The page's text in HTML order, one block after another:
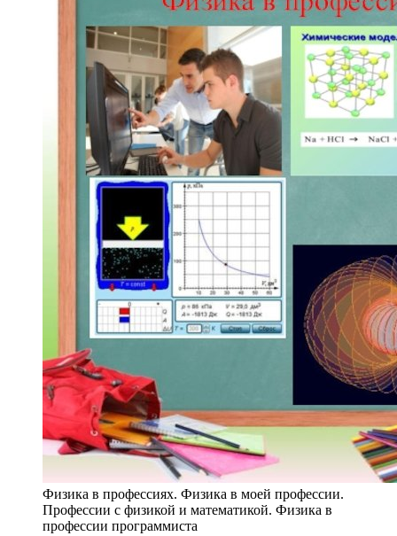
Физика в профессиях. Физика в моей профессии.
Профессии с физикой и математикой. Физика в
профессии программиста